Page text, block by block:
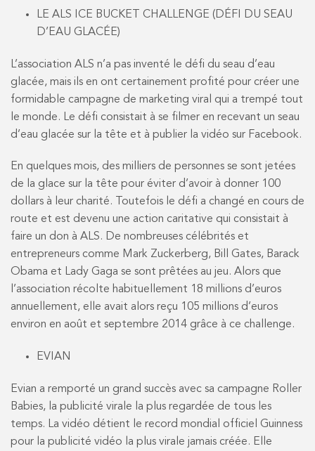
LE ALS ICE BUCKET CHALLENGE (DÉFI DU SEAU
D’EAU GLACÉE)
L’association ALS n’a pas inventé le défi du seau d’eau
glacée, mais ils en ont certainement profité pour créer une
formidable campagne de marketing viral qui a trempé tout
le monde. Le défi consistait à se filmer en recevant un seau
d’eau glacée sur la tête et à publier la vidéo sur Facebook.
En quelques mois, des milliers de personnes se sont jetées
de la glace sur la tête pour éviter d’avoir à donner 100
dollars à leur charité. Toutefois le défi a changé en cours de
route et est devenu une action caritative qui consistait à
faire un don à ALS. De nombreuses célébrités et
entrepreneurs comme Mark Zuckerberg, Bill Gates, Barack
Obama et Lady Gaga se sont prêtées au jeu. Alors que
l’association récolte habituellement 18 millions d’euros
annuellement, elle avait alors reçu 105 millions d’euros
environ en août et septembre 2014 grâce à ce challenge.
EVIAN
Evian a remporté un grand succès avec sa campagne Roller
Babies, la publicité virale la plus regardée de tous les
temps. La vidéo détient le record mondial officiel Guinness
pour la publicité vidéo la plus virale jamais créée. Elle